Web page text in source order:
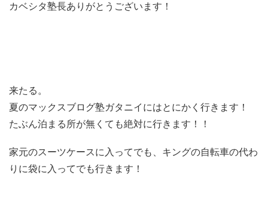
カベシタ塾長ありがとうございます！
来たる。
夏のマックスブログ塾ガタニイにはとにかく行きます！
たぶん泊まる所が無くても絶対に行きます！！
家元のスーツケースに入ってでも、キングの自転車の代わ
りに袋に入ってでも行きます！